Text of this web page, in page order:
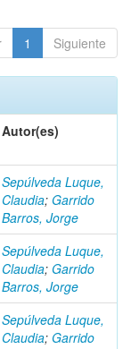
1 Siguiente
Autor(es)
Sepúlveda Luque,
Claudia; Garrido
Barros, Jorge
Sepúlveda Luque,
Claudia; Garrido
Barros, Jorge
Sepúlveda Luque,
Claudia; Garrido